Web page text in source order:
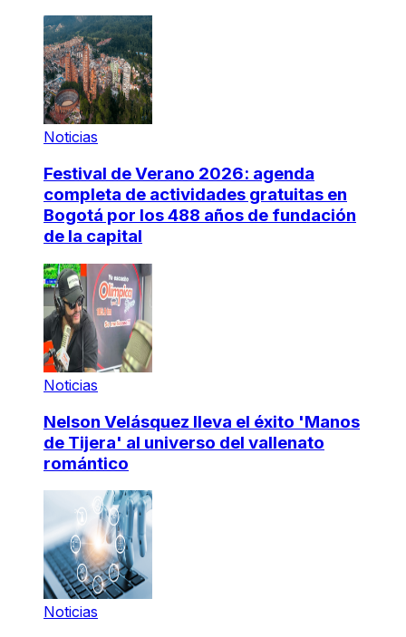
Noticias
Festival de Verano 2026: agenda
completa de actividades gratuitas en
Bogotá por los 488 años de fundación
de la capital
Noticias
Nelson Velásquez lleva el éxito 'Manos
de Tijera' al universo del vallenato
romántico
Noticias